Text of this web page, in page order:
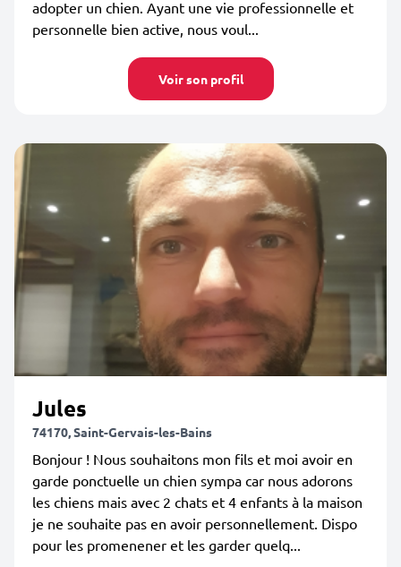
adopter un chien. Ayant une vie professionnelle et
personnelle bien active, nous voul...
Voir son profil
Jules
74170, Saint-Gervais-les-Bains
Bonjour ! Nous souhaitons mon fils et moi avoir en
garde ponctuelle un chien sympa car nous adorons
les chiens mais avec 2 chats et 4 enfants à la maison
je ne souhaite pas en avoir personnellement. Dispo
pour les promenener et les garder quelq...